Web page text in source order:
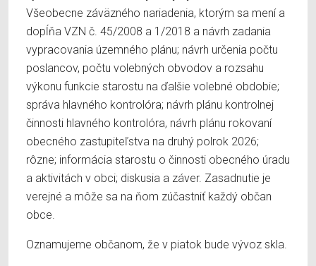
Všeobecne záväzného nariadenia, ktorým sa mení a
dopĺňa VZN č. 45/2008 a 1/2018 a návrh zadania
vypracovania územného plánu; návrh určenia počtu
poslancov, počtu volebných obvodov a rozsahu
výkonu funkcie starostu na ďalšie volebné obdobie;
správa hlavného kontrolóra; návrh plánu kontrolnej
činnosti hlavného kontrolóra, návrh plánu rokovaní
obecného zastupiteľstva na druhý polrok 2026;
rôzne; informácia starostu o činnosti obecného úradu
a aktivitách v obci; diskusia a záver. Zasadnutie je
verejné a môže sa na ňom zúčastniť každý občan
obce.
Oznamujeme občanom, že v piatok bude vývoz skla.